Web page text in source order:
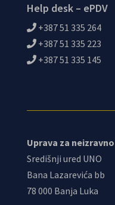
Help desk – ePDV
+387 51 335 264
+387 51 335 223
+387 51 335 145
Uprava za
Središnji ured UNO
Bana Lazarevića bb
78 000 Banja Luka